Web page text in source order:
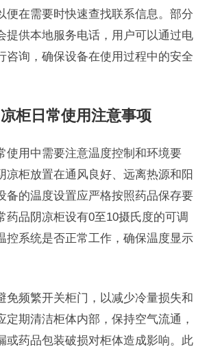
便在需要时快速查找联系信息。部分
提供本地服务电话，用户可以通过电
咨询，确保设备在使用过程中的安全
柜日常使用注意事项
使用中需要注意温度控制和环境要
凉柜放置在通风良好、远离热源和阳
备的温度设置应严格按照药品保存要
药品阴凉柜设有0至10摄氏度的可调
控系统是否正常工作，确保温度显示
免频繁开关柜门，以减少冷量损失和
定期清洁柜体内部，保持空气流通，
或药品包装破损对柜体造成影响。此